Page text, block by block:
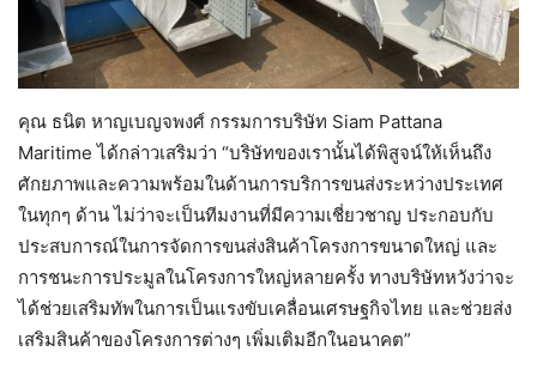
คุณ ธนิต หาญเบญจพงศ์ กรรมการบริษัท Siam Pattana
Maritime ได้กล่าวเสริมว่า “บริษัทของเรานั้นได้พิสูจน์ให้เห็นถึง
ศักยภาพและความพร้อมในด้านการบริการขนส่งระหว่างประเทศ
ในทุกๆ ด้าน ไม่ว่าจะเป็นทีมงานที่มีความเชี่ยวชาญ ประกอบกับ
ประสบการณ์ในการจัดการขนส่งสินค้าโครงการขนาดใหญ่ และ
การชนะการประมูลในโครงการใหญ่หลายครั้ง ทางบริษัทหวังว่าจะ
ได้ช่วยเสริมทัพในการเป็นแรงขับเคลื่อนเศรษฐกิจไทย และช่วยส่ง
เสริมสินค้าของโครงการต่างๆ เพิ่มเติมอีกในอนาคต”